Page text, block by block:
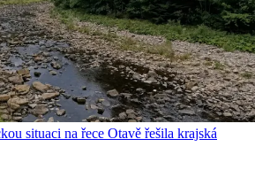
situaci na řece Otavě řešila krajská